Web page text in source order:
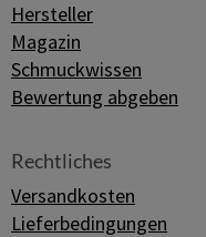
Hersteller
Magazin
Schmuckwissen
Bewertung abgeben
Rechtliches
Versandkosten
Lieferbedingungen